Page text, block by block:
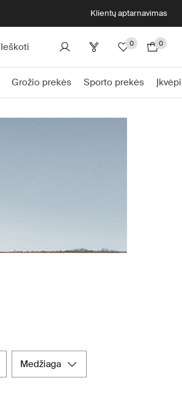
Klientų aptarnavimas
Ieškoti 0 0
Grožio prekės Sporto prekės
medžiaga